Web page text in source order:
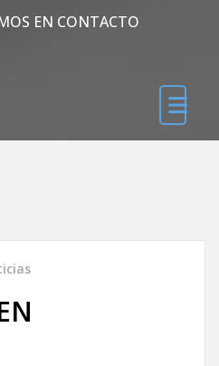
EN CONTACTO